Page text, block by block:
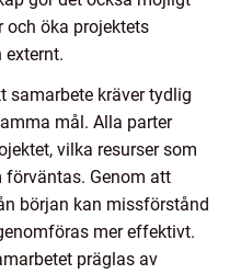
och öka projektets
externt.
samarbete kräver tydlig
mål. Alla parter
vilka resurser som
Genom att
början kan missförstånd
mer effektivt.
präglas av